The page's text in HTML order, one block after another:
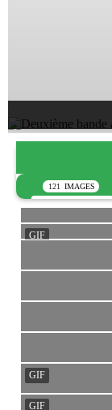
121 IMAGES